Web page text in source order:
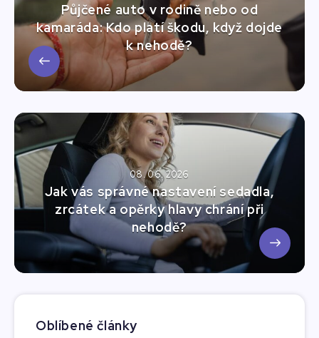
Půjčené auto v rodině nebo od
kamaráda: Kdo platí škodu, když dojde
k nehodě?
08. 06. 2026
Jak vás správné nastavení sedadla,
zrcátek a opěrky hlavy chrání při
nehodě?
Oblíbené články